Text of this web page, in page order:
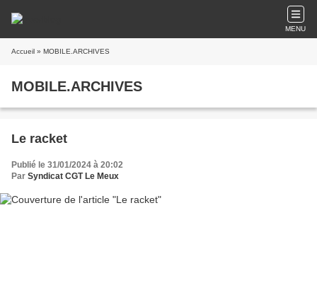
MENU
Accueil » MOBILE.ARCHIVES
MOBILE.ARCHIVES
Le racket
Publié le 31/01/2024 à 20:02
Par Syndicat CGT Le Meux